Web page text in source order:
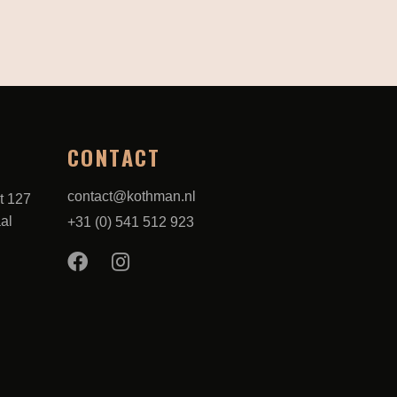
127
CONTACT
contact@kothman.nl
+31 (0) 541 512 923